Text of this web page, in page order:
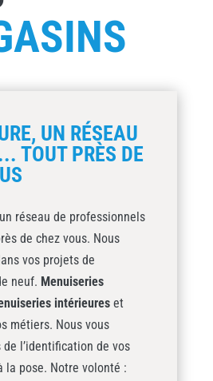
UN RÉSEAU
TOUT PRÈS DE
réseau de professionnels
de chez vous. Nous
vos projets de
neuf. Menuiseries
intérieureset
métiers. Nous vous
de l’identification de vos
la pose. Notre volonté :